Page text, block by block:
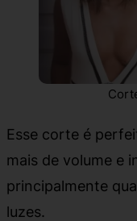
Esse corte é
mais de volume e
principalmente
luzes.